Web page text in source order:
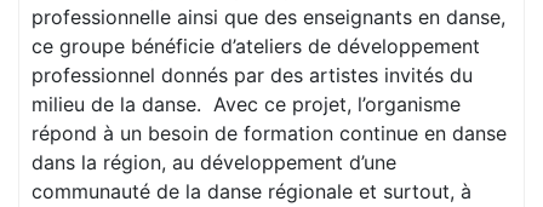
professionnelle ainsi que des enseignants en danse,
ce groupe bénéficie d’ateliers de développement
professionnel donnés par des artistes invités du
milieu de la danse. Avec ce projet, l’organisme
répond à un besoin de formation continue en danse
dans la région, au développement d’une
communauté de la danse régionale et surtout, à